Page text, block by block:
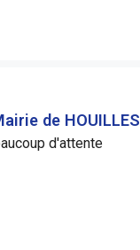
de HOUILLES
d'attente